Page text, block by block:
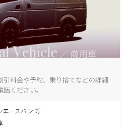
引料金や予約、乗り捨てなどの詳細
ください。
エースバン 等